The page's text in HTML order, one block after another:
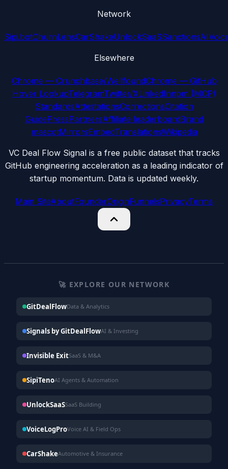
Network
Sipi.botChurnLensCarShakeUnlockSaaSSanctionsAI
Elsewhere
Chrome — Crunchbase/WellfoundChrome — GitHub
Hover LookupTelegramTwitter/XLinkedInnpm (MCP)
StandardsAttestationsCorrectionsCitation
GuidePressPartnersAffiliate leaderboardBrand
mascotMirrorsEmbedTranslationsWikipedia
VC Deal Flow Signal is a free public dataset that tracks
GitHub engineering acceleration as a leading indicator of
startup momentum. Data is updated weekly.
Main SiteAboutFounderOriginFunnelsPrivacyTerms
🚀 EXPLORE OUR NETWORK
GitDealFlowData & Analytics
Signals by GitDealFlowAI & Investing
Invisible ExitSaaS & M&A
SipiTenoAI Agents & Automation
UnlockSaaSSaaS Building
VoiceLogProVoice AI & Field Ops
CarShakeAutomotive & Insurance